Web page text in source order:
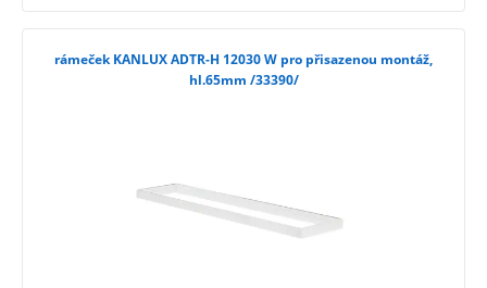
rámeček KANLUX ADTR-H 12030 W pro přisazenou montáž,
hl.65mm /33390/